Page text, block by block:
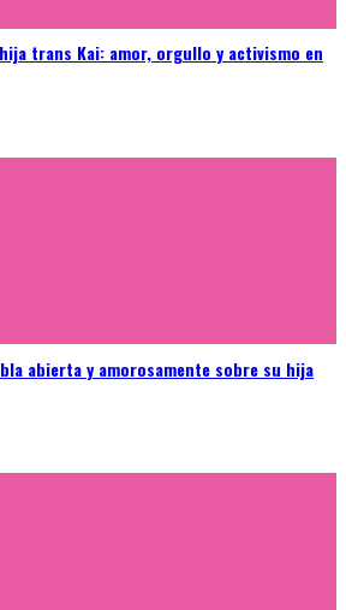
trans Kai: amor, orgullo y activismo en
abierta y amorosamente sobre su hija